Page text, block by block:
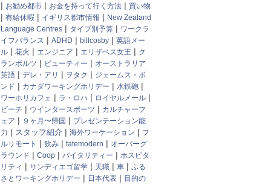
| お勧め都市 | お金を持って行く方法 | 買い物
| 有給休暇 | イギリス都市情報 | New Zealand
Language Centres | タイプ別予算 | ワークラ
イフバランス | ADHD | billcosby | 英語メー
ル | 花火 | エンジニア | エリザベス女王 | ク
ランボルツ | ビューティー | オーストラリア
英語 | デレ・アリ | ヲタク | ジェームス・ボ
ンド | カナダワーキングホリデー | 水鉄砲 |
ワーホリカフェ | ラ・ロハ | ロイヤルメール |
ビーチ | ウインタースポーツ | カルチャーフ
ェア | ９ヶ月〜帰国 | プレゼンテーション能
力 | スタッフ紹介 | 海外ワーケーション | フ
ルリモート | 飲み | tatemodern | オーバーグ
ラウンド | Coop | バイタリティー | ホスピタ
リティ | サンディエゴ留学 | 天職 | 車 | ふる
さとワーキングホリデー | 日本代表 | 目的の